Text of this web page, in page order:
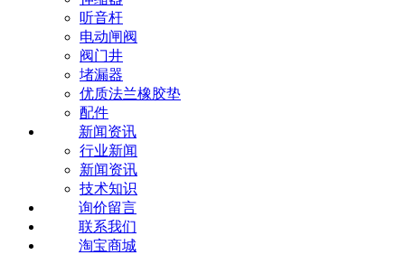
听音杆
电动闸阀
阀门井
堵漏器
优质法兰橡胶垫
配件
新闻资讯
行业新闻
新闻资讯
技术知识
询价留言
联系我们
淘宝商城